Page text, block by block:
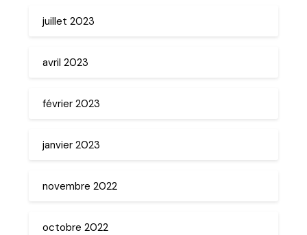
juillet 2023
avril 2023
février 2023
janvier 2023
novembre 2022
octobre 2022